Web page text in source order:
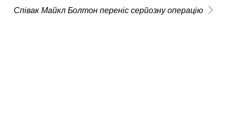
Співак Майкл Болтон переніс серйозну операцію